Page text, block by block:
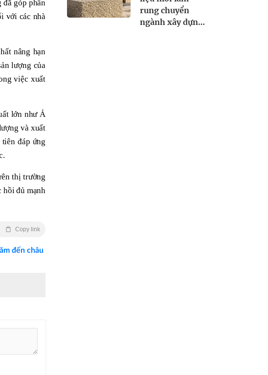
góp phần
với các nhà
nâng hạn
lượng của
việc xuất
lớn như Ả
và xuất
đáp ứng
thị trường
hồi đủ mạnh
Copy link
đến châu
200.000
đồng/kg, mỗi
rung chuyển
ngành xây dựng: